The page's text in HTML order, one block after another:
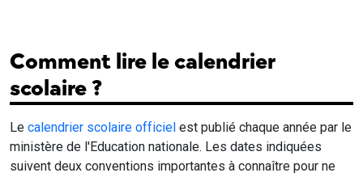
Comment lire le calendrier
scolaire ?
Le calendrier scolaire officiel est publié chaque année par le
ministère de l'Education nationale. Les dates indiquées
suivent deux conventions importantes à connaître pour ne